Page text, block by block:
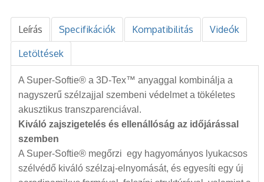
Leírás Specifikációk Kompatibilitás Videók
Letöltések
A Super-Softie® a 3D-Tex™ anyaggal kombinálja a
nagyszerű szélzajjal szembeni védelmet a tökéletes
akusztikus transzparenciával.
Kiváló zajszigetelés és ellenállóság az időjárással
szemben
A Super-Softie® megőrzi egy hagyományos lyukacsos
szélvédő kiváló szélzaj-elnyomását, és egyesíti egy új